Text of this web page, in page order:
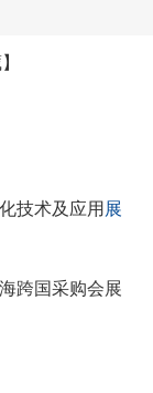
技术及应用展
跨国采购会展